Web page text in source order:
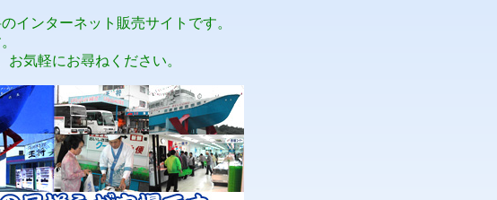
インターネット販売サイトです。
気軽にお尋ねください。